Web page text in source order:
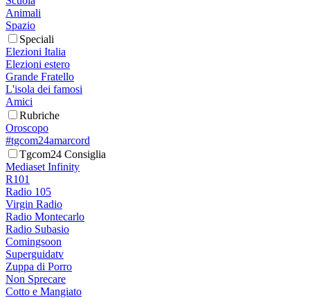
Animali
Spazio
Speciali
Elezioni Italia
Elezioni estero
Grande Fratello
L'isola dei famosi
Amici
Rubriche
Oroscopo
#tgcom24amarcord
Tgcom24 Consiglia
Mediaset Infinity
R101
Radio 105
Virgin Radio
Radio Montecarlo
Radio Subasio
Comingsoon
Superguidatv
Zuppa di Porro
Non Sprecare
Cotto e Mangiato